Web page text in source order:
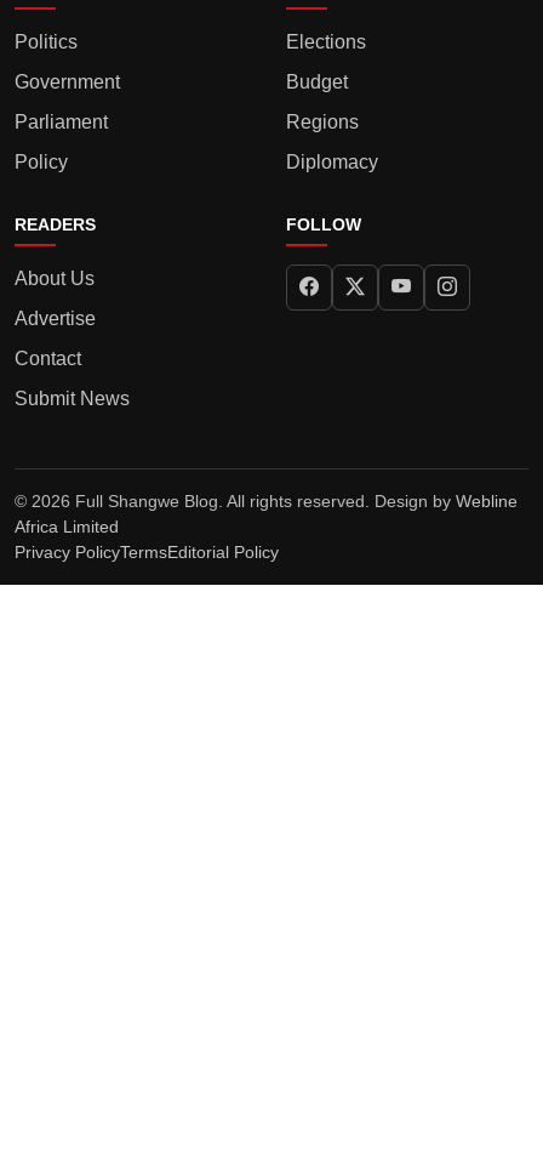
Politics
Government
Parliament
Policy
Elections
Budget
Regions
Diplomacy
READERS
About Us
Advertise
Contact
Submit News
FOLLOW
© 2026 Full Shangwe Blog. All rights reserved. Design by Webline
Africa Limited
Privacy PolicyTermsEditorial Policy